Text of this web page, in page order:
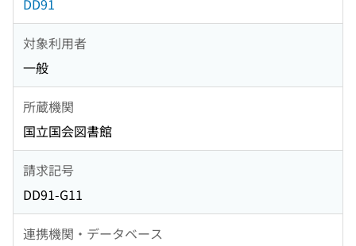
DD91
対象利用者
一般
所蔵機関
国立国会図書館
請求記号
DD91-G11
連携機関・データベース